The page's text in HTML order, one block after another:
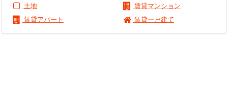
土地
賃貸マンション
賃貸アパート
賃貸一戸建て